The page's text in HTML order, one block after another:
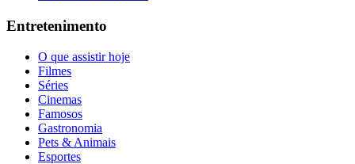
Entretenimento
O que assistir hoje
Filmes
Séries
Cinemas
Famosos
Gastronomia
Pets & Animais
Esportes